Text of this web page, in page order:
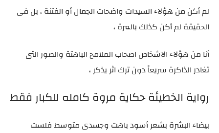
لم أكن من هؤلاء السيدات واضحات الجمال أو الفتنة ، بل فى
الحقيقة لم أكن كذلك بالمرة ،
أنا من هؤلاء الاشخاص اصحاب الملامح الباهتة والصور التى
تغادر الذاكرة سريعاً دون ترك اثر يذكر ،
رواية الخطيئة حكاية مروة كامله للكبار فقط
بيضاء البشرة بشعر أسود باهت وجسدى متوسط فلست